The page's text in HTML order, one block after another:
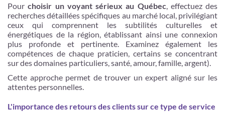
Pourchoisir un voyant sérieux au Québec , effectuez des
recherches détaillées spécifiques au marché local, privilégiant
ceux qui comprennent les subtilités culturelles et
énergétiques de la région, établissant ainsi une connexion
plus profonde et pertinente. Examinez également les
compétences de chaque praticien, certains se concentrant
sur des domaines particuliers, santé, amour, famille, argent).
Cette approche permet de trouver un expert aligné sur les
attentes personnelles.
L'importance des retours des clients sur ce type de service